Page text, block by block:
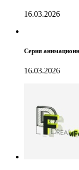
16.03.2026
Серия
16.03.2026